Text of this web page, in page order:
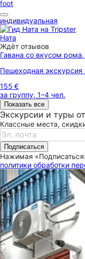
foot
индивидуальная
Ната
Ждёт отзывов
Гавана со вкусом
Пешеходная экскурсия
155 €
за группу, 1–4 чел.
Показать все
Экскурсии и туры
Классные места,
Подписаться
Нажимая
политики обработки